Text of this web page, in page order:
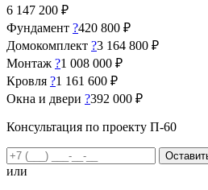
6 147 200 ₽
Фундамент ?420 800 ₽
Домокомплект ?3 164 800 ₽
Монтаж ?1 008 000 ₽
Кровля ?1 161 600 ₽
Окна и двери ?392 000 ₽
Консультация по проекту П-60
или